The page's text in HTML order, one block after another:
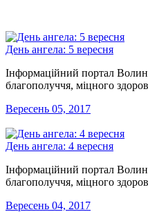
День ангела: 5 вересня
Інформаційний портал
благополуччя, міцного
Вересень 05, 2017
День ангела: 4 вересня
Інформаційний портал
благополуччя, міцного
Вересень 04, 2017